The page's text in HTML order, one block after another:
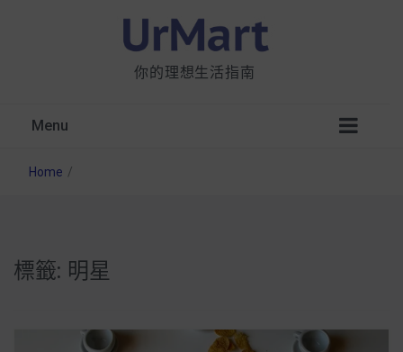
你的理想生活指南
Menu
星巴克都用 OATLY 泡咖啡？市售燕麥奶大剖
無麩質食物清單一覽：燕麥、麵包還有餅乾，
Home /
標籤: 明星